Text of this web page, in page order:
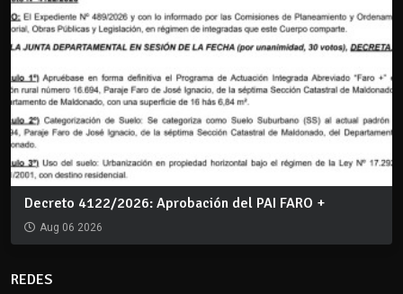
Decreto 4122/2026: Aprobación del PAI FARO +
Aug 06 2026
REDES